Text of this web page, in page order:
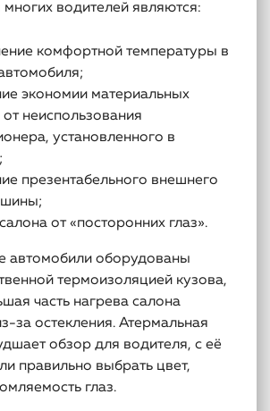
многих водителей являются:
комфортной температуры в
экономии материальных
от неиспользования
установленного в
презентабельного внешнего
от «посторонних глаз».
автомобили оборудованы
термоизоляцией кузова,
часть нагрева салона
за остекления. Атермальная
обзор для водителя, с её
правильно выбрать цвет,
глаз.